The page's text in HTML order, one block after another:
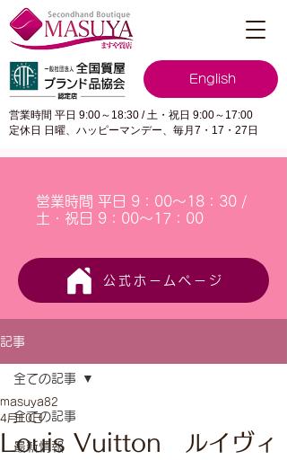
English
営業時間 平日 9:00～18:30 / 土・祝日 9:00～17:00
定休日 日曜、ハッピーマンデー、毎月7・17・27日
営業時間 平日 9：00～18：30 /
土・祝日 9：00～17：00
公式ホームページ
記事
全ての記事
最新情報
全ての記事
Louis Vuitton ルイヴィ
masuya82
4月10日